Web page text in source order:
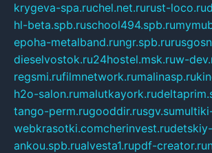
krygeva-spa.ruchel.net.rurust-loco.ru
hl-beta.spb.ruschool494.spb.ru
epoha-metalband.rungr.spb.ru
dieselvostok.ru24hostel.msk.ruw-
regsmi.rufilmnetwork.rumalinasp.ru
h2o-salon.rumalutkayork.ru
tango-perm.rugooddir.rusgv.su
webkrasotki.comcherinvest.ru
ankou.spb.rualvesta1.rupdf-creator.ru